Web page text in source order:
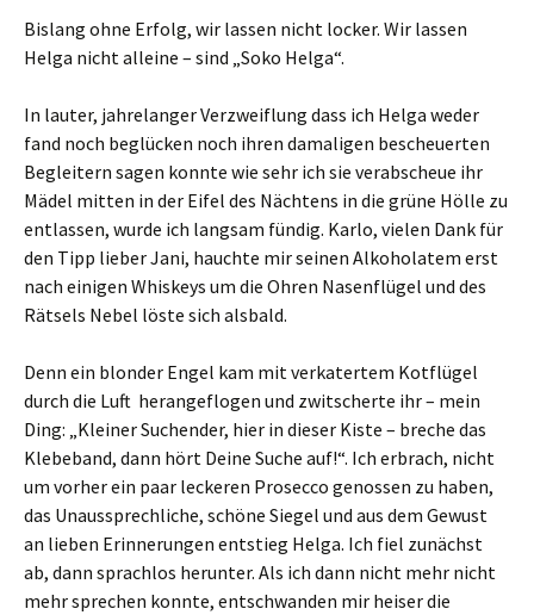
Bislang ohne Erfolg, wir lassen nicht locker. Wir lassen
Helga nicht alleine – sind „Soko Helga“.
In lauter, jahrelanger Verzweiflung dass ich Helga weder
fand noch beglücken noch ihren damaligen bescheuerten
Begleitern sagen konnte wie sehr ich sie verabscheue ihr
Mädel mitten in der Eifel des Nächtens in die grüne Hölle zu
entlassen, wurde ich langsam fündig. Karlo, vielen Dank für
den Tipp lieber Jani, hauchte mir seinen Alkoholatem erst
nach einigen Whiskeys um die Ohren Nasenflügel und des
Rätsels Nebel löste sich alsbald.
Denn ein blonder Engel kam mit verkatertem Kotflügel
durch die Luft herangeflogen und zwitscherte ihr – mein
Ding: „Kleiner Suchender, hier in dieser Kiste – breche das
Klebeband, dann hört Deine Suche auf!“. Ich erbrach, nicht
um vorher ein paar leckeren Prosecco genossen zu haben,
das Unaussprechliche, schöne Siegel und aus dem Gewust
an lieben Erinnerungen entstieg Helga. Ich fiel zunächst
ab, dann sprachlos herunter. Als ich dann nicht mehr nicht
mehr sprechen konnte, entschwanden mir heiser die